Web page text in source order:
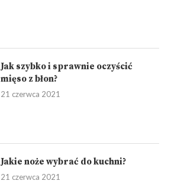
Jak szybko i sprawnie oczyścić
mięso z błon?
21 czerwca 2021
Jakie noże wybrać do kuchni?
21 czerwca 2021